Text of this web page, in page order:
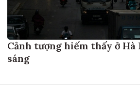
Cảnh tượng hiếm thấy ở Hà
sáng